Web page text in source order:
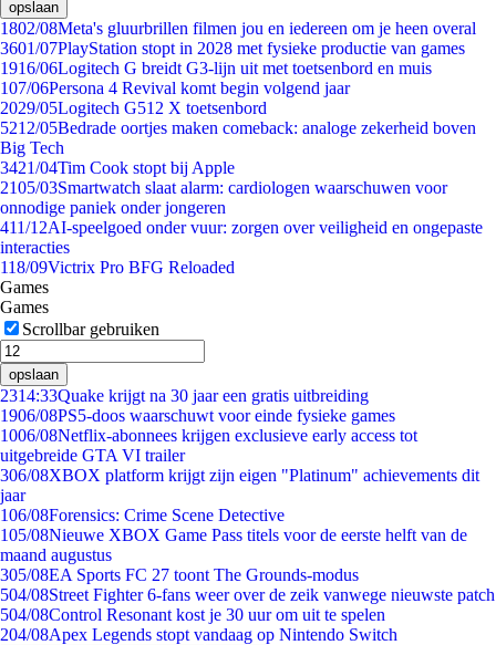
opslaan
1802/08Meta's gluurbrillen filmen jou en iedereen om je heen overal
3601/07PlayStation stopt in 2028 met fysieke productie van games
1916/06Logitech G breidt G3-lijn uit met toetsenbord en muis
107/06Persona 4 Revival komt begin volgend jaar
2029/05Logitech G512 X toetsenbord
5212/05Bedrade oortjes maken comeback: analoge zekerheid boven
Big Tech
3421/04Tim Cook stopt bij Apple
2105/03Smartwatch slaat alarm: cardiologen waarschuwen voor
onnodige paniek onder jongeren
411/12AI-speelgoed onder vuur: zorgen over veiligheid en ongepaste
interacties
118/09Victrix Pro BFG Reloaded
Games
Games
Scrollbar gebruiken
opslaan
2314:33Quake krijgt na 30 jaar een gratis uitbreiding
1906/08PS5-doos waarschuwt voor einde fysieke games
1006/08Netflix-abonnees krijgen exclusieve early access tot
uitgebreide GTA VI trailer
306/08XBOX platform krijgt zijn eigen "Platinum" achievements dit
jaar
106/08Forensics: Crime Scene Detective
105/08Nieuwe XBOX Game Pass titels voor de eerste helft van de
maand augustus
305/08EA Sports FC 27 toont The Grounds-modus
504/08Street Fighter 6-fans weer over de zeik vanwege nieuwste patch
504/08Control Resonant kost je 30 uur om uit te spelen
204/08Apex Legends stopt vandaag op Nintendo Switch